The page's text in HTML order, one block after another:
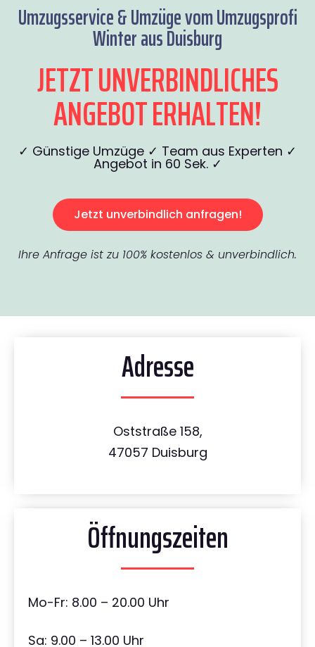
Umzugsservice & Umzüge vom Umzugsprofi
Winter aus Duisburg
JETZT UNVERBINDLICHES
ANGEBOT ERHALTEN!
✓ Günstige Umzüge ✓ Team aus Experten ✓
Angebot in 60 Sek. ✓
Jetzt unverbindlich anfragen!
Ihre Anfrage ist zu 100% kostenlos & unverbindlich.
Adresse
Oststraße 158,
47057 Duisburg
Öffnungszeiten
Mo-Fr: 8.00 – 20.00 Uhr
Sa: 9.00 – 13.00 Uhr